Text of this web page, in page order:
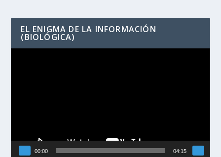
EL ENIGMA DE LA INFORMACIÓN
(BIOLÓGICA)
00:00 04:15